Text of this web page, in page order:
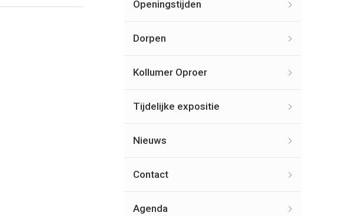
Openingstijden
Dorpen
Kollumer Oproer
Tijdelijke expositie
Nieuws
Contact
Agenda